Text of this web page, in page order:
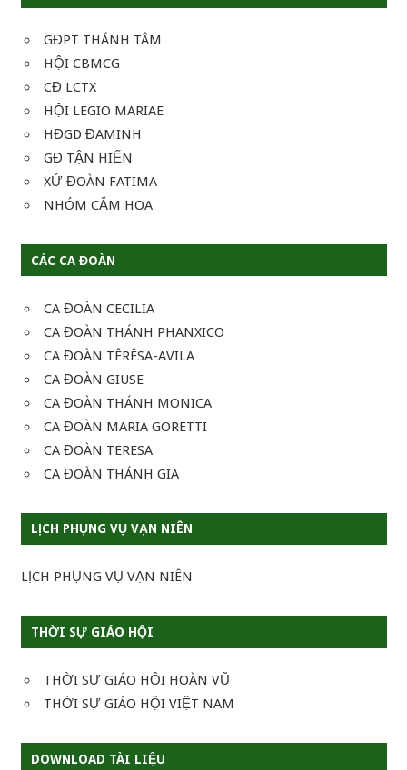
GĐPT THÁNH TÂM
HỘI CBMCG
CĐ LCTX
HỘI LEGIO MARIAE
HĐGD ĐAMINH
GĐ TẬN HIẾN
XỨ ĐOÀN FATIMA
NHÓM CẮM HOA
CÁC CA ĐOÀN
CA ĐOÀN CECILIA
CA ĐOÀN THÁNH PHANXICO
CA ĐOÀN TÊRÊSA-AVILA
CA ĐOÀN GIUSE
CA ĐOÀN THÁNH MONICA
CA ĐOÀN MARIA GORETTI
CA ĐOÀN TERESA
CA ĐOÀN THÁNH GIA
LỊCH PHỤNG VỤ VẠN NIÊN
LỊCH PHỤNG VỤ VẠN NIÊN
THỜI SỰ GIÁO HỘI
THỜI SỰ GIÁO HỘI HOÀN VŨ
THỜI SỰ GIÁO HỘI VIỆT NAM
DOWNLOAD TÀI LIỆU